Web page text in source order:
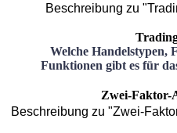
Beschreibung zu
Welche Handelstypen,
Funktionen gibt es für
Zwei-Faktor-
Beschreibung zu "Zwei-